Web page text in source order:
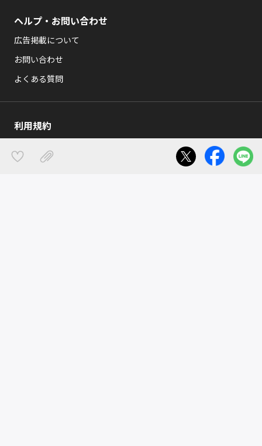
ヘルプ・お問い合わせ
広告掲載について
お問い合わせ
よくある質問
利用規約
プライバシーポリシー